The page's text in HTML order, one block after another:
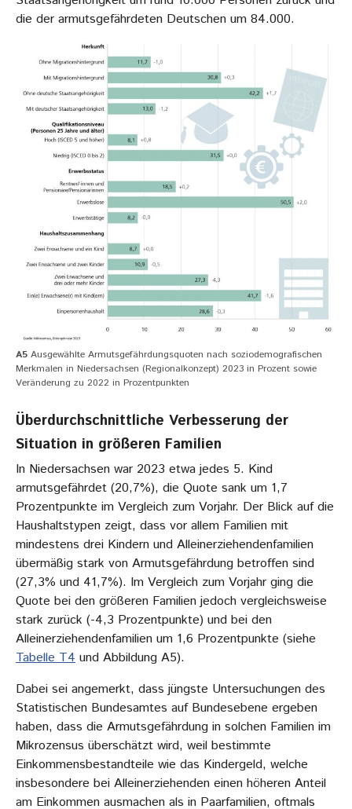
die der armutsgefährdeten Deutschen um 84.000.
A5 Ausgewählte Armutsgefährdungsquoten nach soziodemografischen
Merkmalen in Niedersachsen (Regionalkonzept) 2023 in Prozent sowie
Veränderung zu 2022 in Prozentpunkten
Überdurchschnittliche Verbesserung der
Situation in größeren Familien
In Niedersachsen war 2023 etwa jedes 5. Kind
armutsgefährdet (20,7%), die Quote sank um 1,7
Prozentpunkte im Vergleich zum Vorjahr. Der Blick auf die
Haushaltstypen zeigt, dass vor allem Familien mit
mindestens drei Kindern und Alleinerziehendenfamilien
übermäßig stark von Armutsgefährdung betroffen sind
(27,3% und 41,7%). Im Vergleich zum Vorjahr ging die
Quote bei den größeren Familien jedoch vergleichsweise
stark zurück (-4,3 Prozentpunkte) und bei den
Alleinerziehendenfamilien um 1,6 Prozentpunkte (siehe
Tabelle T4 und Abbildung A5).
Dabei sei angemerkt, dass jüngste Untersuchungen des
Statistischen Bundesamtes auf Bundesebene ergeben
haben, dass die Armutsgefährdung in solchen Familien im
Mikrozensus überschätzt wird, weil bestimmte
Einkommensbestandteile wie das Kindergeld, welche
insbesondere bei Alleinerziehenden einen höheren Anteil
am Einkommen ausmachen als in Paarfamilien, oftmals